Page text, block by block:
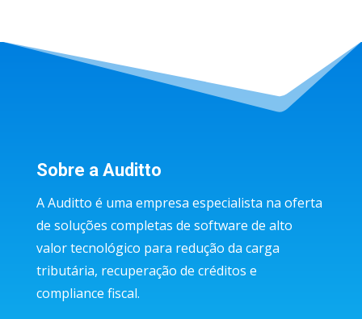
Sobre a Auditto
A Auditto é uma empresa especialista na oferta
de soluções completas de software de alto
valor tecnológico para redução da carga
tributária, recuperação de créditos e
compliance fiscal.